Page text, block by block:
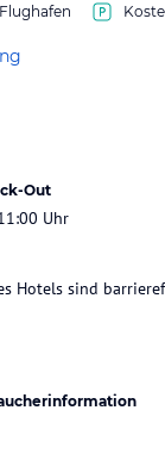
Out
Uhr
Hotels sind